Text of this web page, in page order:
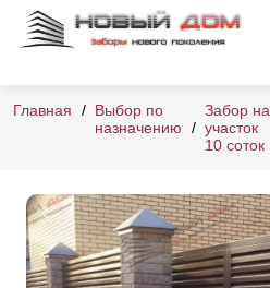
Главная
Выбор по
назначению
Забор на
участок
10 соток